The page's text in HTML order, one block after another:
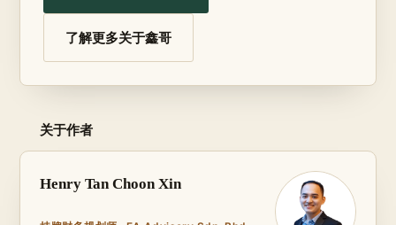
了解更多关于鑫哥
关于作者
Henry Tan Choon Xin